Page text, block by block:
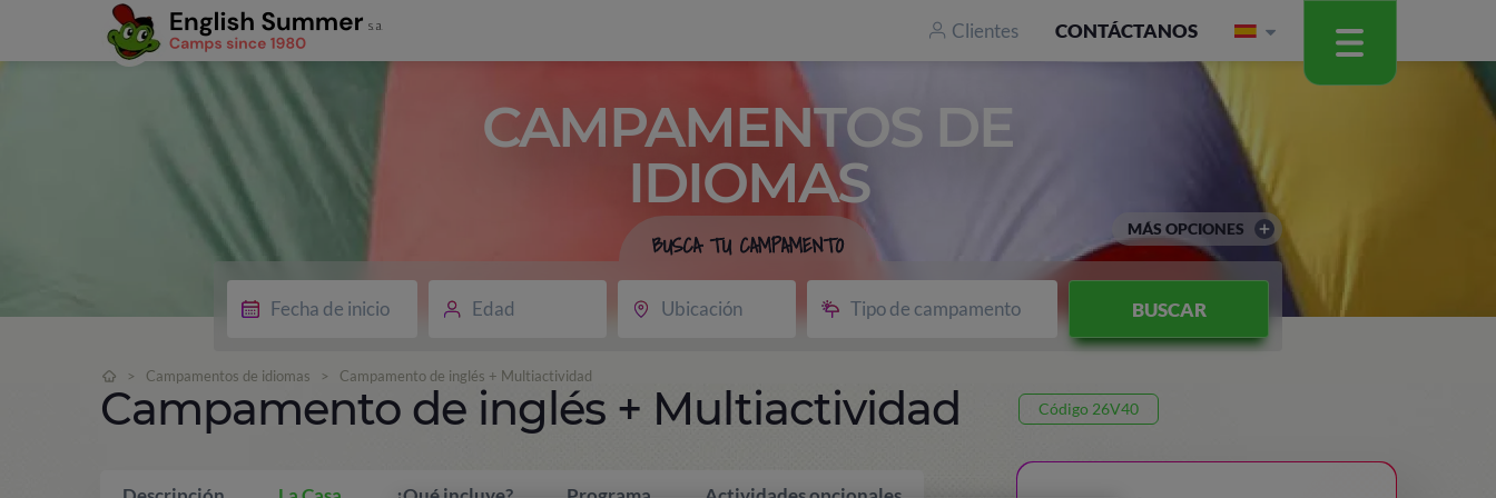
Clientes CONTÁCTANOS
CAMPAMENTOS DE
IDIOMAS
BUSCA TU CAMPAMENTO
Edad Ubicación Tipo de campamento BUSCAR
MÁS OPCIONES
> Campamentos de idiomas > Campamento de inglés + Multiactividad
Campamento de inglés + Multiactividad Código 26V40